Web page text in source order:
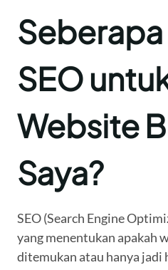
SEO
Website
Saya?
SEO (Search Engine
yang menentukan apakah
ditemukan atau hanya jadi